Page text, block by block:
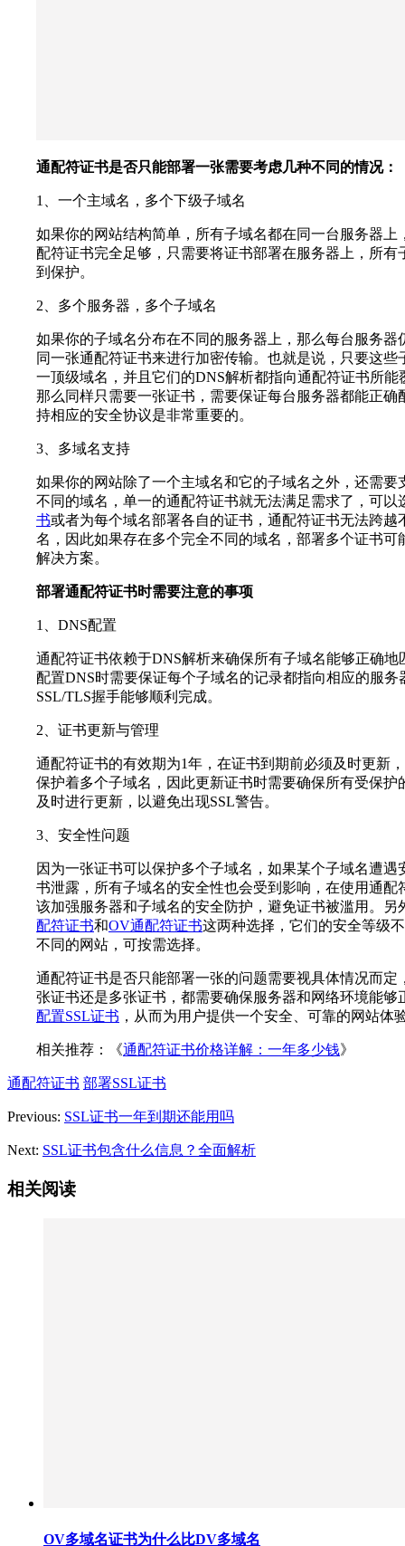
通配符证书是否只能部署一张需要考虑几种不同的情况：
1、一个主域名，多个下级子域名
如果你的网站结构简单，所有子域名都在同一台服务器上
配符证书完全足够，只需要将证书部署在服务器上，所有
到保护。
2、多个服务器，多个子域名
如果你的子域名分布在不同的服务器上，那么每台服务器
同一张通配符证书来进行加密传输。也就是说，只要这些
一顶级域名，并且它们的DNS解析都指向通配符证书所能
那么同样只需要一张证书，需要保证每台服务器都能正确
持相应的安全协议是非常重要的。
3、多域名支持
如果你的网站除了一个主域名和它的子域名之外，还需要
不同的域名，单一的通配符证书就无法满足需求了，可以
书或者为每个域名部署各自的证书，通配符证书无法跨越
名，因此如果存在多个完全不同的域名，部署多个证书可
解决方案。
部署通配符证书时需要注意的事项
1、DNS配置
通配符证书依赖于DNS解析来确保所有子域名能够正确地
配置DNS时需要保证每个子域名的记录都指向相应的服务
SSL/TLS握手能够顺利完成。
2、证书更新与管理
通配符证书的有效期为1年，在证书到期前必须及时更新
保护着多个子域名，因此更新证书时需要确保所有受保护
及时进行更新，以避免出现SSL警告。
3、安全性问题
因为一张证书可以保护多个子域名，如果某个子域名遭遇
书泄露，所有子域名的安全性也会受到影响，在使用通配
该加强服务器和子域名的安全防护，避免证书被滥用。另
配符证书和OV通配符证书这两种选择，它们的安全等级
不同的网站，可按需选择。
通配符证书是否只能部署一张的问题需要视具体情况而定
张证书还是多张证书，都需要确保服务器和网络环境能够
配置SSL证书 ，从而为用户提供一个安全、可靠的网站体
相关推荐：《通配符证书价格详解：一年多少钱》
通配符证书 部署SSL证书
Previous: SSL证书一年到期还能用吗
Next: SSL证书包含什么信息？全面解析
相关阅读
OV多域名证书为什么比DV多域名